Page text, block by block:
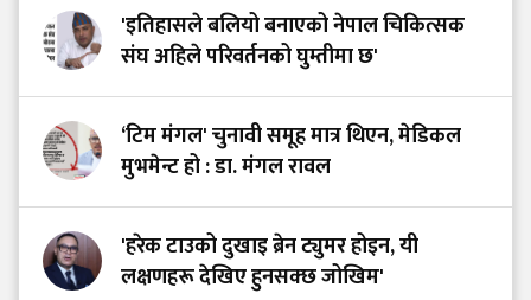
'इतिहासले बलियो बनाएको नेपाल चिकित्सक
संघ अहिले परिवर्तनको घुम्तीमा छ'
‘टिम मंगल' चुनावी समूह मात्र थिएन, मेडिकल
मुभमेन्ट हो : डा. मंगल रावल
'हरेक टाउको दुखाइ ब्रेन ट्युमर होइन, यी
लक्षणहरू देखिए हुनसक्छ जोखिम'